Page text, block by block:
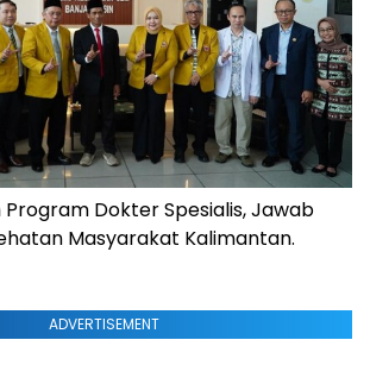
Program Dokter Spesialis, Jawab
Masyarakat Kalimantan.
ADVERTISEMENT